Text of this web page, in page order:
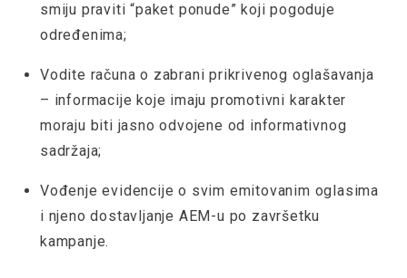
smiju praviti “paket ponude” koji pogoduje
određenima;
Vodite računa o zabrani prikrivenog oglašavanja
– informacije koje imaju promotivni karakter
moraju biti jasno odvojene od informativnog
sadržaja;
Vođenje evidencije o svim emitovanim oglasima
i njeno dostavljanje AEM-u po završetku
kampanje.